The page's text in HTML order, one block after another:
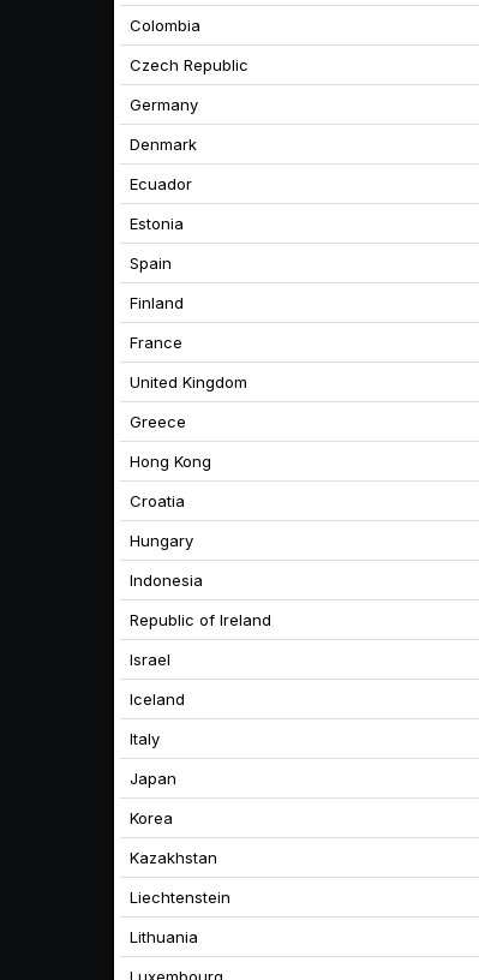
Colombia
Czech Republic
Germany
Denmark
Ecuador
Estonia
Spain
Finland
France
United Kingdom
Greece
Hong Kong
Croatia
Hungary
Indonesia
Republic of Ireland
Israel
Iceland
Italy
Japan
Korea
Kazakhstan
Liechtenstein
Lithuania